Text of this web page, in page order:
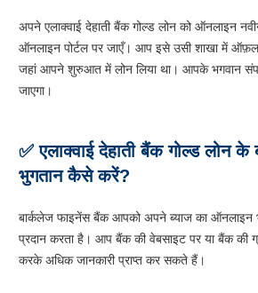
अपने एलाक्वाई देहाती बैंक गोल्ड लोन को ऑनलाइन
ऑनलाइन पोर्टल पर जाएँ। आप इसे उसी शाखा में
जहां आपने शुरुआत में लोन लिया था। आपके भगवान
जाएगा।
✅ एलाक्वाई देहाती बैंक गोल्ड लोन
भुगतान कैसे करें?
बार्कलेज फाइनेंस बैंक आपको अपने ब्याज का
प्रदान करता है। आप बैंक की वेबसाइट पर या बैंक की
करके अधिक जानकारी प्राप्त कर सकते हैं।